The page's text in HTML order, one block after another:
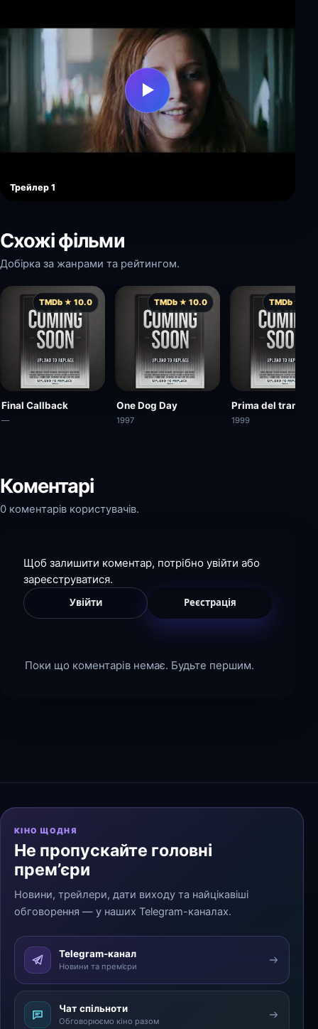
▶
Трейлер 1
Схожі фільми
Добірка за жанрами та рейтингом.
TMDb ★ 10.0
Final Callback
—
TMDb ★ 10.0
One Dog Day
1997
TMDb ★
Prima del
1999
Коментарі
0 коментарів користувачів.
Щоб залишити коментар, потрібно увійти або
зареєструватися.
Увійти Реєстрація
Поки що коментарів немає. Будьте першим.
КІНО ЩОДНЯ
Не пропускайте головні
прем’єри
Новини, трейлери, дати виходу та найцікавіші
обговорення — у наших Telegram-каналах.
Telegram-канал
Новини та прем’єри
Чат спільноти
Обговорюємо кіно разом